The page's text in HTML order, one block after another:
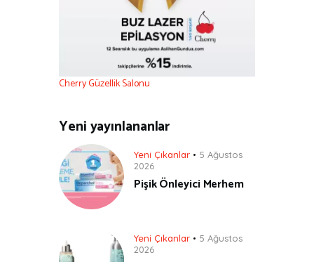
Cherry Güzellik Salonu
Yeni yayınlananlar
Yeni Çıkanlar
5 Ağustos
2026
Pişik Önleyici Merhem
Yeni Çıkanlar
5 Ağustos
2026